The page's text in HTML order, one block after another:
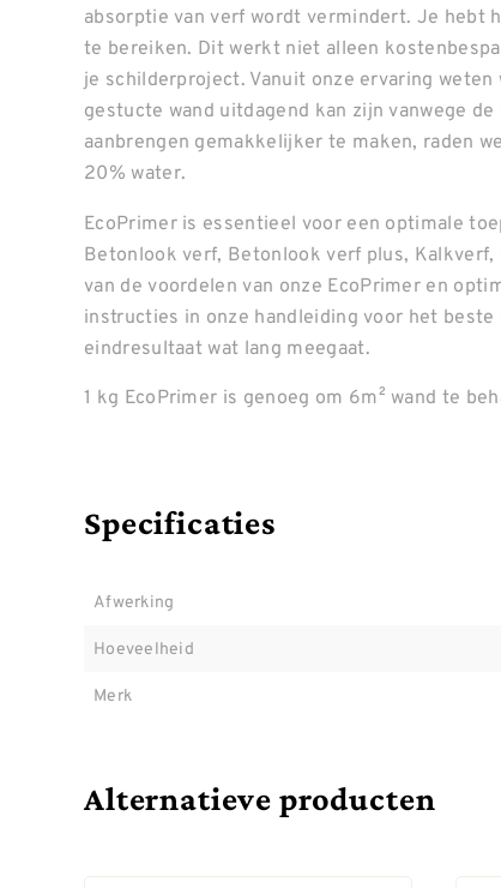
absorptie van verf wordt vermindert. Je hebt
te bereiken. Dit werkt niet alleen
je schilderproject. Vanuit onze ervaring
gestucte wand uitdagend kan zijn vanwege
aanbrengen gemakkelijker te maken, raden
20% water.
EcoPrimer is essentieel voor een optimale
Betonlook verf, Betonlook verf plus,
van de voordelen van onze EcoPrimer en
instructies in onze handleiding voor het
eindresultaat wat lang meegaat.
1 kg EcoPrimer is genoeg om 6m² wand te
Specificaties
Afwerking
Hoeveelheid
Merk
Alternatieve producten